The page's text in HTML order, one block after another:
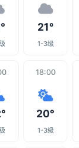
21°
1-3级
18:00
20°
1-3级